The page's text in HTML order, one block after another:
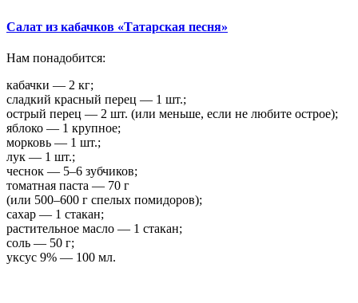
Салат из кабачков «Татарская песня»
Нам понадобится:
кабачки — 2 кг;
сладкий красный перец — 1 шт.;
острый перец — 2 шт. (или меньше, если не любите острое);
яблоко — 1 крупное;
морковь — 1 шт.;
лук — 1 шт.;
чеснок — 5–6 зубчиков;
томатная паста — 70 г
(или 500–600 г спелых помидоров);
сахар — 1 стакан;
растительное масло — 1 стакан;
соль — 50 г;
уксус 9% — 100 мл.